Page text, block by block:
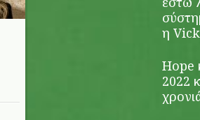
η
Hope
2022